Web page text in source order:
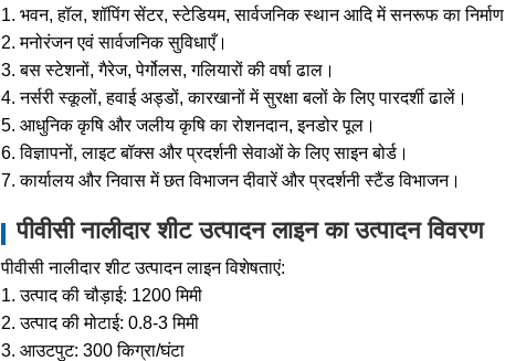
1. भवन, हॉल, शॉपिंग सेंटर, स्टेडियम, सार्वजनिक स्थान आदि में सनरूफ का निर्माण
2. मनोरंजन एवं सार्वजनिक सुविधाएँ।
3. बस स्टेशनों, गैरेज, पेर्गोलस, गलियारों की वर्षा ढाल।
4. नर्सरी स्कूलों, हवाई अड्डों, कारखानों में सुरक्षा बलों के लिए पारदर्शी ढालें।
5. आधुनिक कृषि और जलीय कृषि का रोशनदान, इनडोर पूल।
6. विज्ञापनों, लाइट बॉक्स और प्रदर्शनी सेवाओं के लिए साइन बोर्ड।
7. कार्यालय और निवास में छत विभाजन दीवारें और प्रदर्शनी स्टैंड विभाजन।
पीवीसी नालीदार शीट उत्पादन लाइन का उत्पादन विवरण
पीवीसी नालीदार शीट उत्पादन लाइन विशेषताएं:
1. उत्पाद की चौड़ाई: 1200 मिमी
2. उत्पाद की मोटाई: 0.8-3 मिमी
3. आउटपुट: 300 किग्रा/घंटा